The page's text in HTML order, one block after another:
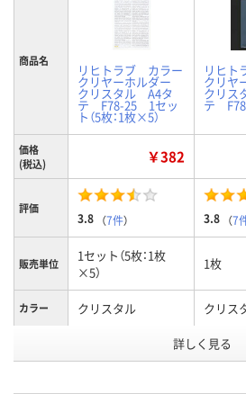
商品名
リヒトラブ カラー
クリヤーホルダー
クリスタル A4タ
テ F78-25 1セッ
ト（5枚：1枚×5）
リヒ
クリヤ
クリス
テ
価格
(税込)
￥382
評価
3.8 （7件） 3.8 （7
販売単位
1セット（5枚：1枚
×5）
1枚
カラー クリスタル クリス
577863
詳しく見る